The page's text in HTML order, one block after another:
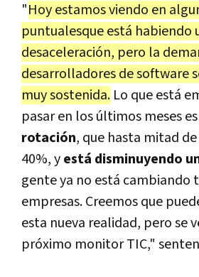
"Hoy estamos viendo en
puntualesque está habiendo
desaceleración, pero la
desarrolladores de software
muy sostenida. Lo que está
pasar en los últimos meses
rotación, que hasta mitad
40%, yestá disminuyendo
gente ya no está cambiando
empresas. Creemos que
esta nueva realidad, pero se
próximo monitor TIC,"